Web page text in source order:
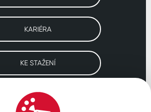
KARIÉRA
KE STAŽENÍ
Navštivte naše pobočky